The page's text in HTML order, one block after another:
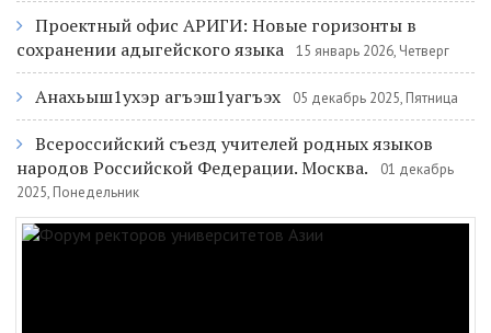
Проектный офис АРИГИ: Новые горизонты в
сохранении адыгейского языка
15 январь 2026, Четверг
Анахьыш1ухэр агъэш1уагъэх 05 декабрь 2025, Пятница
Всероссийский съезд учителей родных языков
народов Российской Федерации. Москва.
01 декабрь
2025, Понедельник